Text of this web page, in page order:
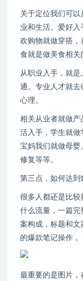
关于定位我们可
业和生活。爱好
欢购物就做穿搭，
食就是做美食相关
从职业入手，就
通。专业人才就去
心理。
相关从业者就做产
活入手，学生就做
宝妈我们就做母婴
修复等等。
第三点，如何达到
很多人都还是比较
什么流量，一篇完
案构成，标题和文
的爆款笔记操作，
最重要的是图片，